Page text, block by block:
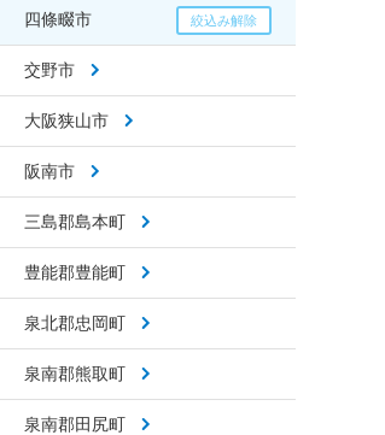
四條畷市
交野市
大阪狭山市
阪南市
三島郡島本町
豊能郡豊能町
泉北郡忠岡町
泉南郡熊取町
泉南郡田尻町